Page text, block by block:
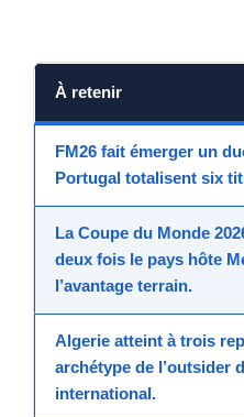
À retenir
FM26 fait émerger un
Portugal totalisent six
LaCoupe du Monde
deux fois le pays hôte
l’avantage terrain.
Algerie atteint à trois
archétype de l’outsider
international.